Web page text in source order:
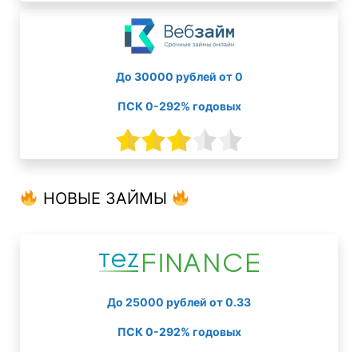
До 30000 рублей от 0
ПСК 0-292% годовых
НОВЫЕ ЗАЙМЫ
До 25000 рублей от 0.33
ПСК 0-292% годовых